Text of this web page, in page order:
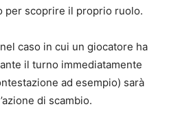
per scoprire il proprio ruolo.
caso in cui un giocatore ha
il turno immediatamente
ad esempio) sarà
di scambio.